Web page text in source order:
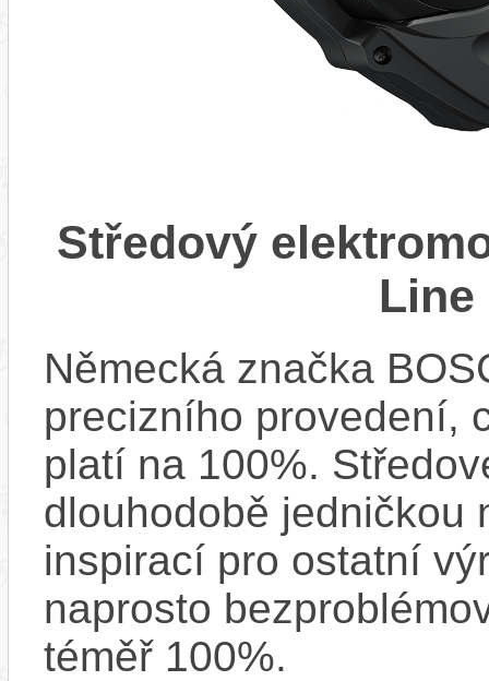
Středový
Line
Německá značka
precizního provedení,
platí na 100%.
dlouhodobě jedničkou
inspirací pro ostatní
naprosto
téměř 100%.